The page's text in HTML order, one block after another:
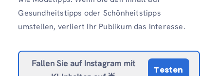
Gesundheitstipps oder Schönheitstipps
umstellen, verliert Ihr Publikum das Interesse.
Fallen Sie auf Instagram mit
Testen